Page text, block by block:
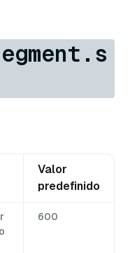
Valor
predefinido
600